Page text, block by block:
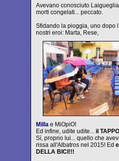
Avevano conosciuto
morti congelati... peccato.
Sfidando la pioggia, uno dopo
nostri eroi: Marta, Rese,
Milla e MiOpiO!
Ed infine, udite udite... il
Sì, proprio lui... quello che
rissa all'Albatros nel 2015! Ed
DELLA BICI!!!